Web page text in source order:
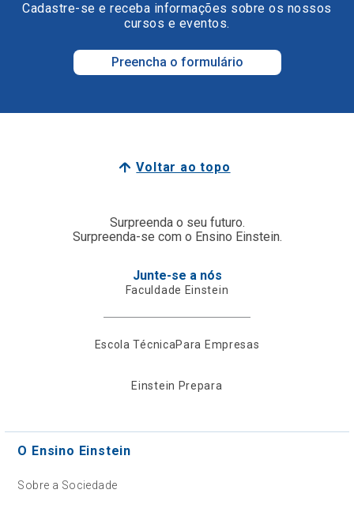
Cadastre-se e receba informações sobre os nossos
cursos e eventos.
Preencha o formulário
Voltar ao topo
Surpreenda o seu futuro.
Surpreenda-se com o Ensino Einstein.
Junte-se a nós
Faculdade Einstein
Escola TécnicaPara Empresas
Einstein Prepara
O Ensino Einstein
Sobre a Sociedade